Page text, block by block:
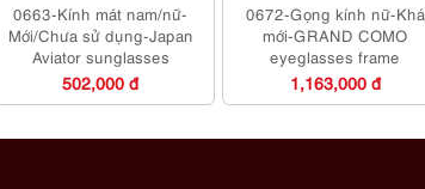
0663-Kính mát nam/nữ-
Mới/Chưa sử dụng-Japan
Aviator sunglasses
502,000 đ
0672-Gọng kính nữ-Khá
mới-GRAND COMO
eyeglasses frame
1,163,000 đ